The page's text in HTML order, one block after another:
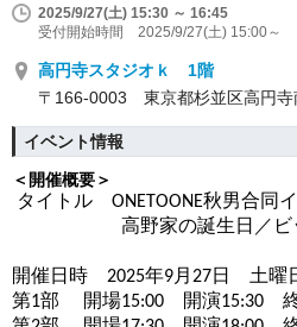
2025/9/27(土) 15:30 ～ 16:45
受付開始時間 2025/9/27(土) 15:00～
高円寺スタジオｋ 1階
〒166-0003 東京都杉並区高円寺
イベント情報
＜開催概要＞
タイトル ONETOONE秋男合同
高野家の誕生日／ビッ
開催日時 2025年9月27日 土曜
第1部 開場15:00 開演15:30 終